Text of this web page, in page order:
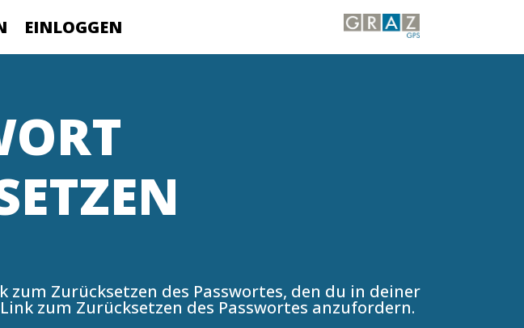
EINLOGGEN
Zurücksetzen des Passwortes, den du in deiner
zum Zurücksetzen des Passwortes anzufordern.